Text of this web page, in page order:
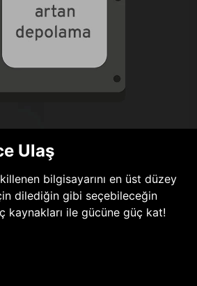
Ulaş
bilgisayarını en üst düzey
dilediğin gibi seçebileceğin
kaynakları ile gücüne güç kat!